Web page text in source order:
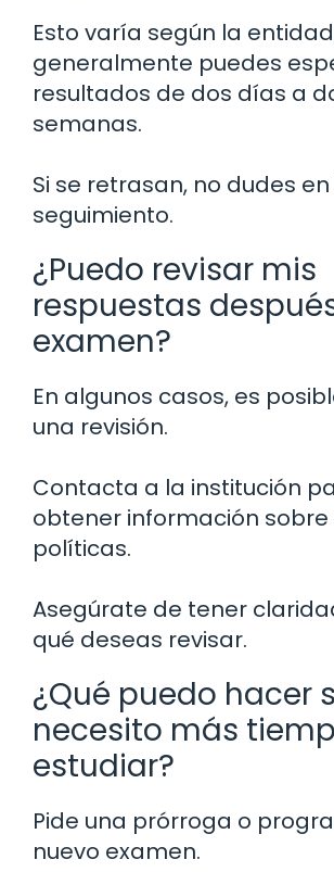
Esto varía según la
generalmente puedes
resultados de dos días a
semanas.
Si se retrasan, no dudes
seguimiento.
¿Puedo revisar mis
respuestas
examen?
En algunos casos, es
una revisión.
Contacta a la institución
obtener información sobre
políticas.
Asegúrate de tener
qué deseas revisar.
¿Qué puedo hacer
necesito más
estudiar?
Pide una prórroga o
nuevo examen.